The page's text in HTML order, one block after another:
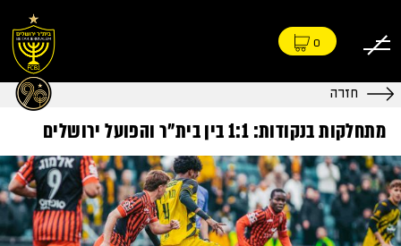
0
חזרה
מתחלקות בנקודות: 1:1 בין בית״ר והפועל ירושלים